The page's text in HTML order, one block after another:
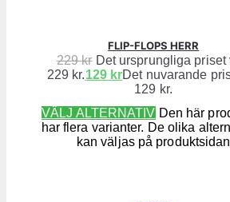
FLIP-FLOPS HERR
229kr Det ursprungliga priset
229 kr.129 krDet nuvarande
129 kr.
VÄLJ ALTERNATIV Den här
har flera varianter. De olika
kan väljas på produktsidan